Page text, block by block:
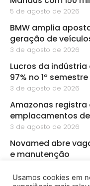
5 de agosto de 2026
BMW amplia
geração de
3 de agosto de 2026
Lucros da
97% no 1º semestre
3 de agosto de 2026
Amazonas registra
emplacamentos
3 de agosto de 2026
Novamed abre
e manutenção
PMZ abre sete
Usamos cookies em